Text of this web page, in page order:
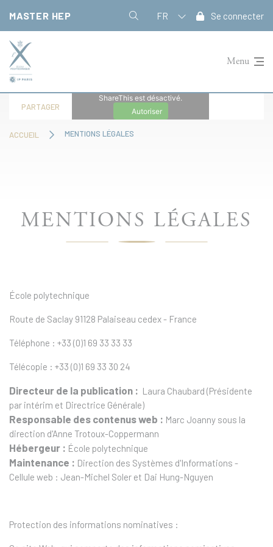
MASTER HEP FR Se connecter
Menu
ACCUEIL MENTIONS LÉGALES
PARTAGER
ShareThis est désactivé.
Autoriser
MENTIONS LÉGALES
École polytechnique
Route de Saclay 91128 Palaiseau cedex - France
Téléphone : +33 (0)1 69 33 33 33
Télécopie : +33 (0)1 69 33 30 24
Directeur de la publication : Laura Chaubard (Présidente
par intérim et Directrice Générale)
Responsable des contenus web : Marc Joanny sous la
direction d'Anne Trotoux-Coppermann
Hébergeur : École polytechnique
Maintenance : Direction des Systèmes d'Informations -
Cellule web : Jean-Michel Soler et Dai Hung-Nguyen
Protection des informations nominatives :